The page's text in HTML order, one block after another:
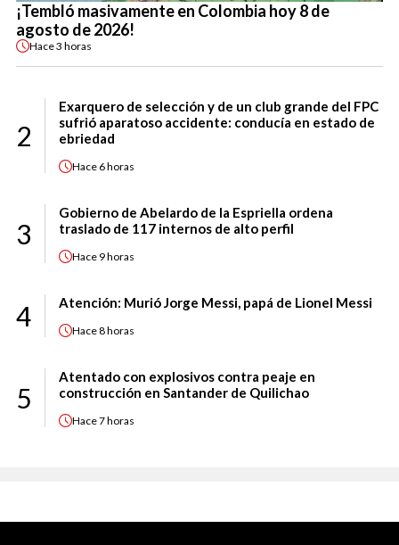
¡Tembló masivamente en Colombia hoy 8 de
agosto de 2026!
Hace3 horas
2
Exarquero de selección y de un club grande del FPC
sufrió aparatoso accidente: conducía en estado de
ebriedad
Hace 6 horas
3
Gobierno de Abelardo de la Espriella ordena
traslado de 117 internos de alto perfil
Hace 9 horas
4 Atención: Murió Jorge Messi, papá de Lionel Messi
Hace8 horas
5
Atentado con explosivos contra peaje en
construcción en Santander de Quilichao
Hace7 horas